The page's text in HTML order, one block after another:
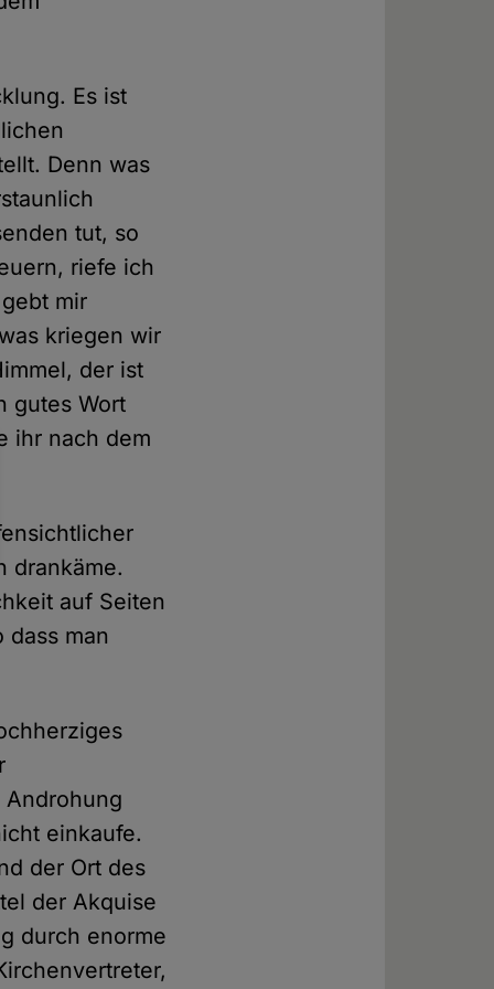
Es ist
Denn was
tut, so
riefe ich
mir
kriegen wir
der ist
gutes Wort
ihr nach dem
drankäme.
auf Seiten
man
einkaufe.
der Ort des
der Akquise
durch enorme